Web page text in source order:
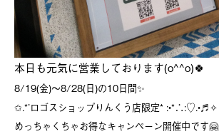
本日も元気に営業しております(o^^o)🍀
8/19(金)～8/28(日)の10日間✨
✩.*˚ロゴスショップりんくう店限定* :•*∴:♡.•♬✧
めっちゃくちゃお得なキャンペーン開催中です🤗